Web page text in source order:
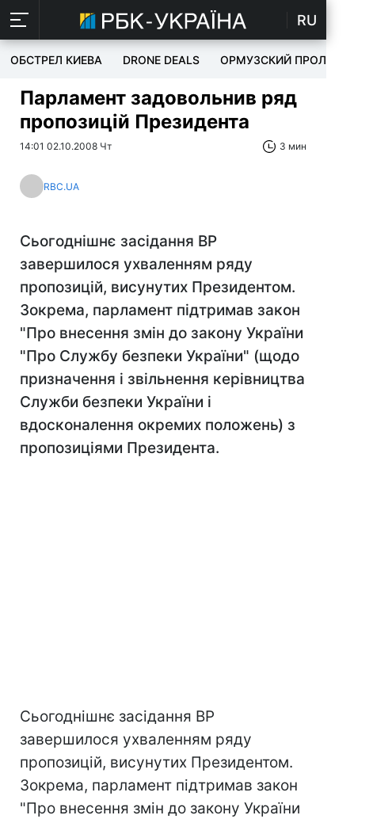
RU
ОБСТРЕЛ КИЕВА DRONE DEALS ОРМУЗСКИЙ ПРОЛИВ
Парламент задовольнив ряд
пропозицій Президента
14:01 02.10.2008 Чт 3 мин
RBC.UA
Сьогоднішнє засідання ВР
завершилося ухваленням ряду
пропозицій, висунутих Президентом.
Зокрема, парламент підтримав закон
"Про внесення змін до закону України
"Про Службу безпеки України" (щодо
призначення і звільнення керівництва
Служби безпеки України і
вдосконалення окремих положень) з
пропозиціями Президента.
Сьогоднішнє засідання ВР
завершилося ухваленням ряду
пропозицій, висунутих Президентом.
Зокрема, парламент підтримав закон
"Про внесення змін до закону України